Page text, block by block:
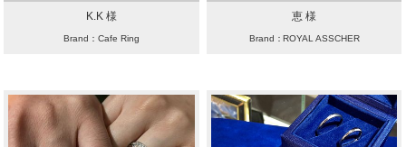
K.K 様
Brand：Cafe Ring
恵 様
Brand：ROYAL ASSCHER